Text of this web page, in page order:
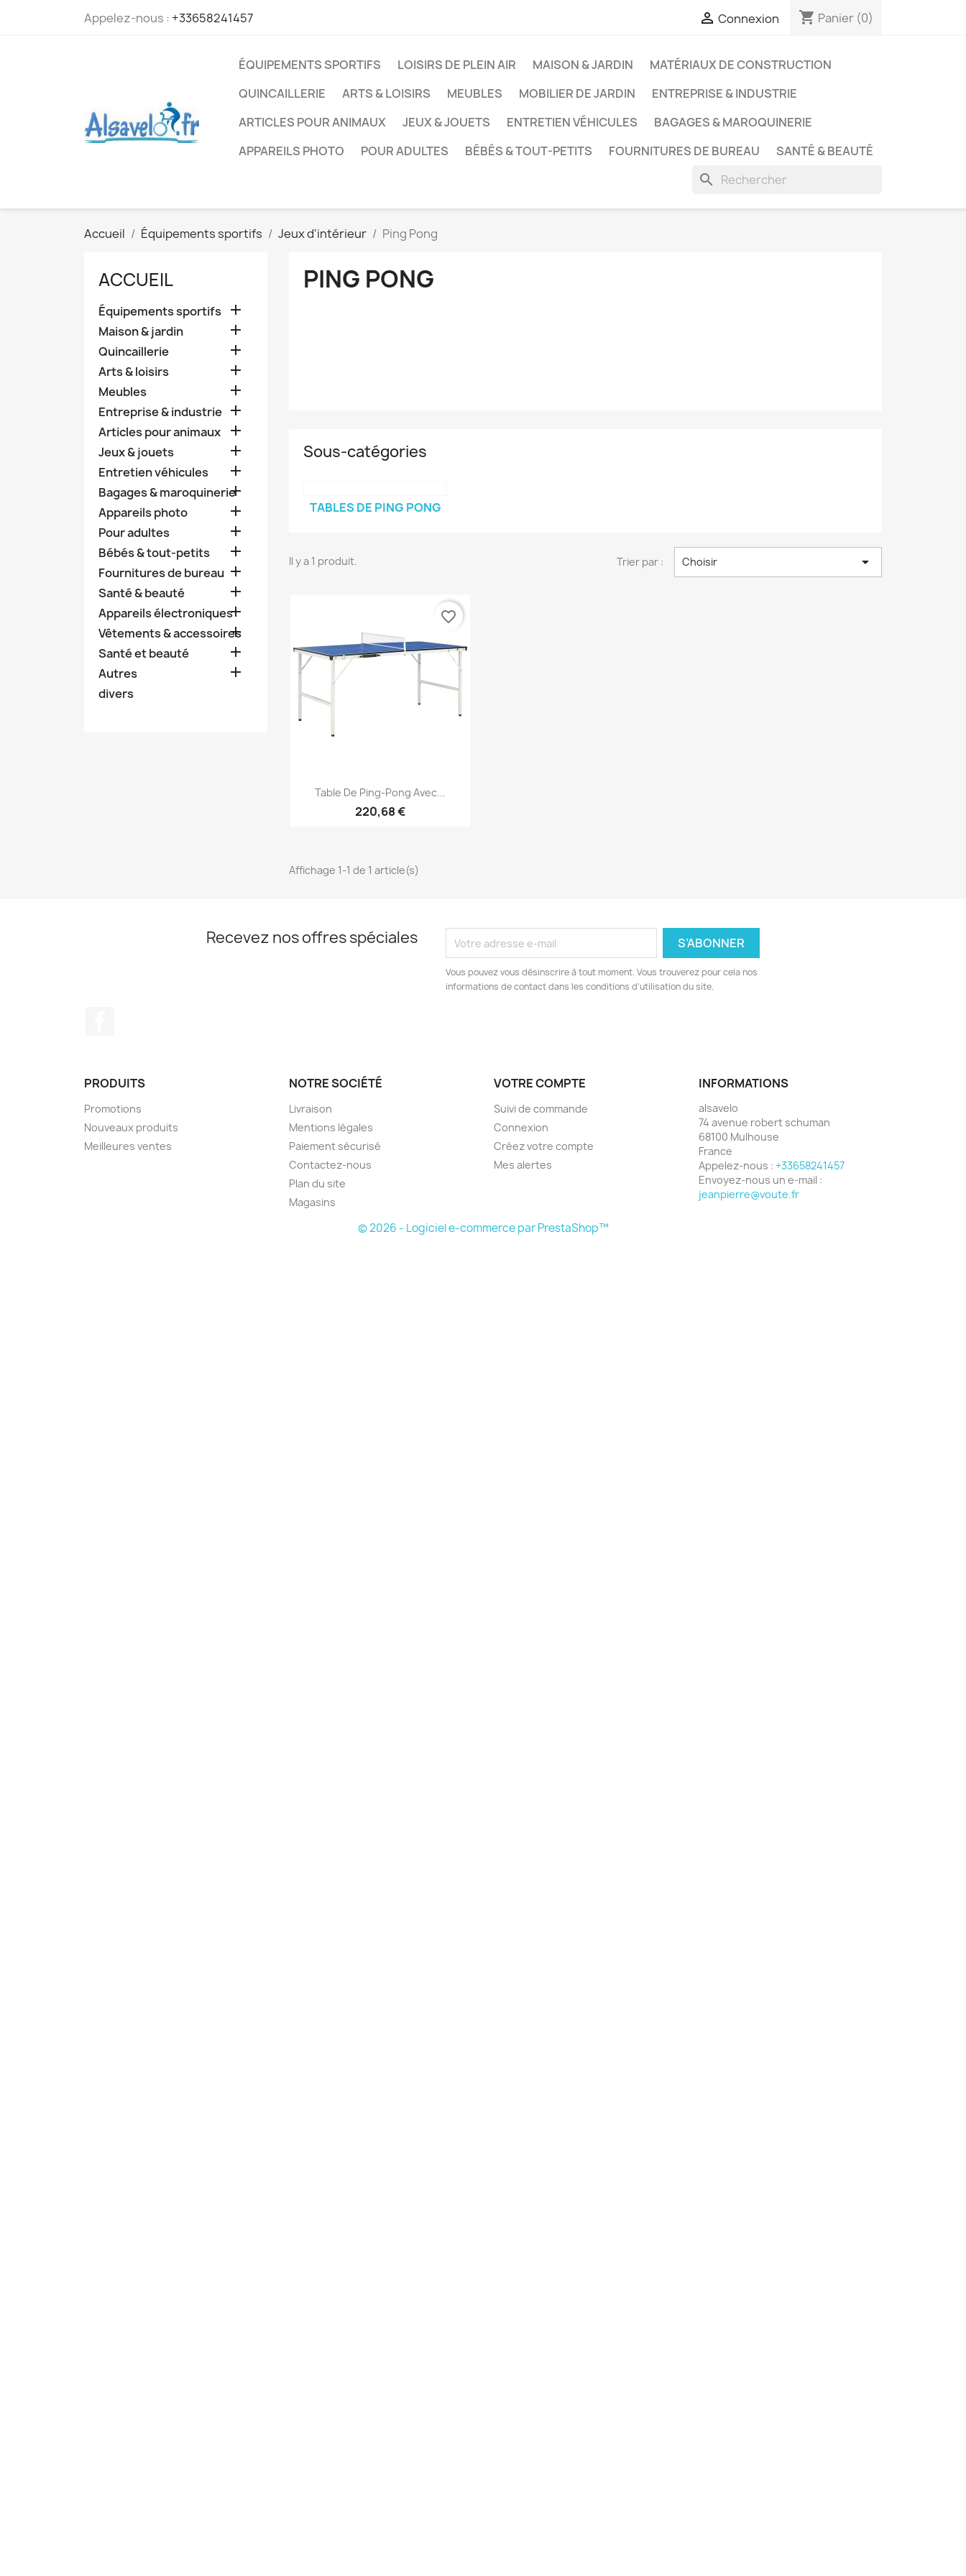
Appelez-nous : +33658241457  Connexion shopping_cart Panier (0)
ÉQUIPEMENTS SPORTIFS LOISIRS DE PLEIN AIR MAISON & JARDIN
MATÉRIAUX DE CONSTRUCTION
QUINCAILLERIE
ARTS & LOISIRS MEUBLES MOBILIER DE JARDIN
ENTREPRISE & INDUSTRIE
ARTICLES POUR ANIMAUX
JEUX & JOUETS ENTRETIEN VÉHICULES
BAGAGES & MAROQUINERIE
APPAREILS PHOTO
POUR ADULTES BÉBÉS & TOUT-PETITS FOURNITURES DE BUREAU SANTÉ & BEAUTÉ
search
Accueil Équipements sportifs Jeux d'intérieur Ping Pong
ACCUEIL
Équipements sportifs 
Maison & jardin 
Quincaillerie 
Arts & loisirs 
Meubles 
Entreprise & industrie 
Articles pour animaux 
Jeux & jouets 
Entretien véhicules 
Bagages & maroquinerie

Appareils photo 
Pour adultes 
Bébés & tout-petits 
Fournitures de bureau 
Santé & beauté 
Appareils électroniques
Vêtements & accessoires

Santé et beauté 
Autres 
divers
PING PONG
Sous-catégories
TABLES DE PING PONG
Il y a 1 produit. Trier par : Choisir 
Aperçu rapide
Table De Ping-Pong Avec...
220,68 €
favorite_border
Affichage 1-1 de 1 article(s)
Recevez nos offres spéciales
Vous pouvez vous désinscrire à tout moment. Vous trouverez pour cela nos
informations de contact dans les conditions d'utilisation du site.
PRODUITS
Promotions
Nouveaux produits
Meilleures ventes
NOTRE SOCIÉTÉ
Livraison
Mentions légales
Paiement sécurisé
Contactez-nous
Plan du site
Magasins
VOTRE COMPTE
Suivi de commande
Connexion
Créez votre compte
Mes alertes
INFORMATIONS
alsavelo
74 avenue robert schuman
68100 Mulhouse
France
Appelez-nous : +33658241457
Envoyez-nous un e-mail :
jeanpierre@voute.fr
© 2026 - Logiciel e-commerce par PrestaShop™